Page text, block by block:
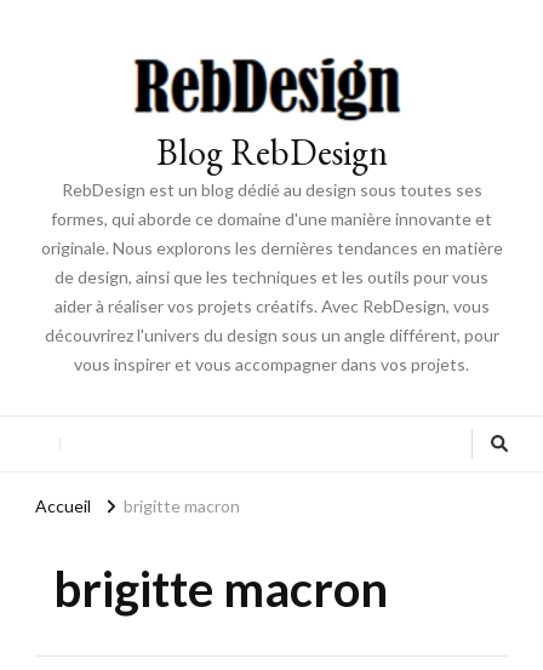
Blog RebDesign
RebDesign est un blog dédié au design sous toutes ses
formes, qui aborde ce domaine d'une manière innovante et
originale. Nous explorons les dernières tendances en matière
de design, ainsi que les techniques et les outils pour vous
aider à réaliser vos projets créatifs. Avec RebDesign, vous
découvrirez l'univers du design sous un angle différent, pour
vous inspirer et vous accompagner dans vos projets.
Accueil brigitte macron
brigitte macron